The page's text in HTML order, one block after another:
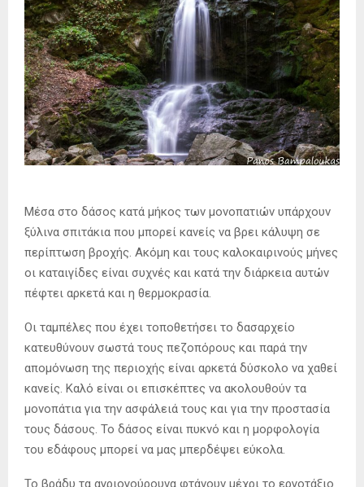
Μέσα στο δάσος κατά μήκος των μονοπατιών υπάρχουν
ξύλινα σπιτάκια που μπορεί κανείς να βρει κάλυψη σε
περίπτωση βροχής. Ακόμη και τους καλοκαιρινούς μήνες
οι καταιγίδες είναι συχνές και κατά την διάρκεια αυτών
πέφτει αρκετά και η θερμοκρασία.
Οι ταμπέλες που έχει τοποθετήσει το δασαρχείο
κατευθύνουν σωστά τους πεζοπόρους και παρά την
απομόνωση της περιοχής είναι αρκετά δύσκολο να χαθεί
κανείς. Καλό είναι οι επισκέπτες να ακολουθούν τα
μονοπάτια για την ασφάλειά τους και για την προστασία
τους δάσους. Το δάσος είναι πυκνό και η μορφολογία
του εδάφους μπορεί να μας μπερδέψει εύκολα.
Το βράδυ τα αγριογούρουνα φτάνουν μέχρι το εργοτάξιο